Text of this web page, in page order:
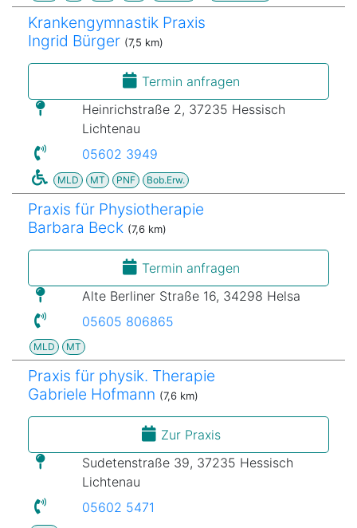
Krankengymnastik Praxis
Ingrid Bürger (7,5 km)
Termin anfragen
Heinrichstraße 2, 37235 Hessisch
Lichtenau
05602 3949
MLD MT PNF Bob.Erw.
Praxis für Physiotherapie
Barbara Beck (7,6 km)
Termin anfragen
Alte Berliner Straße 16, 34298 Helsa
05605 806865
MLD MT
Praxis für physik. Therapie
Gabriele Hofmann (7,6 km)
Zur Praxis
Sudetenstraße 39, 37235 Hessisch
Lichtenau
05602 5471